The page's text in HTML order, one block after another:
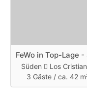
Süden
Los
3 Gäste /ca. 42